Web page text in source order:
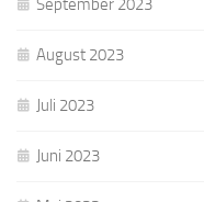
September 2023
August 2023
Juli 2023
Juni 2023